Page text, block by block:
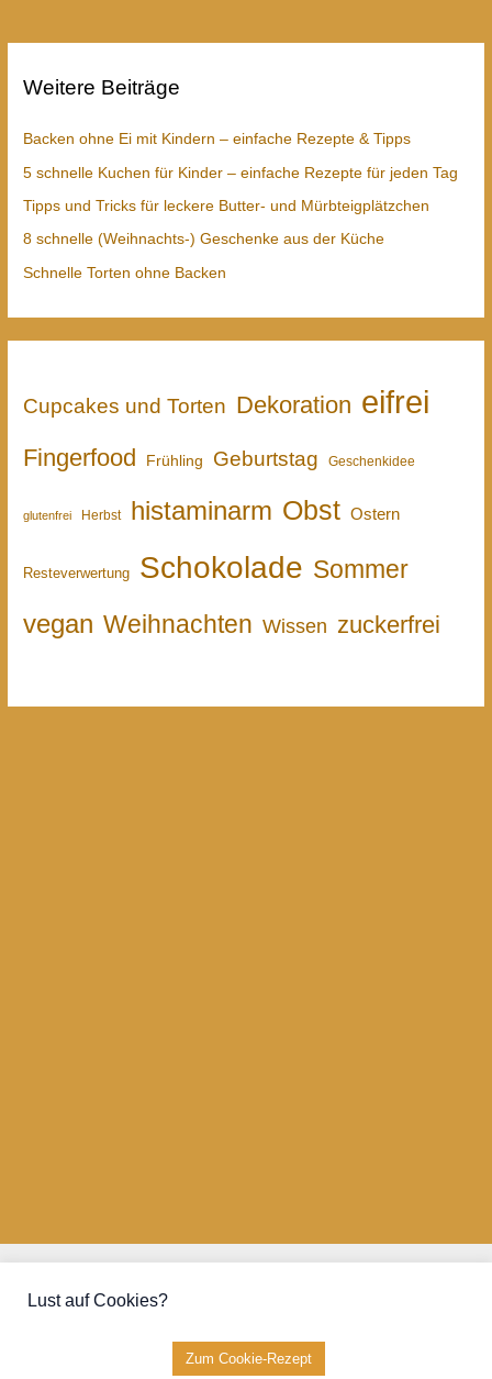
Weitere Beiträge
Backen ohne Ei mit Kindern – einfache Rezepte & Tipps
5 schnelle Kuchen für Kinder – einfache Rezepte für jeden Tag
Tipps und Tricks für leckere Butter- und Mürbteigplätzchen
8 schnelle (Weihnachts-) Geschenke aus der Küche
Schnelle Torten ohne Backen
Cupcakes und Torten Dekoration eifrei
Fingerfood Frühling Geburtstag Geschenkidee
glutenfrei Herbst histaminarm Obst Ostern
Resteverwertung Schokolade Sommer
vegan Weihnachten Wissen zuckerfrei
Impressum
Lust auf Cookies?
Zum Cookie-Rezept